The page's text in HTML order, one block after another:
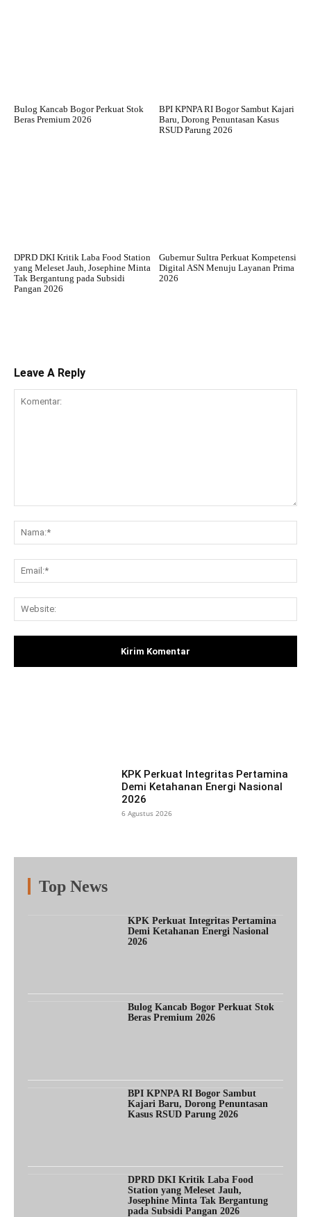
Bulog Kancab Bogor Perkuat Stok
Beras Premium 2026
BPI KPNPA RI Bogor Sambut Kajari
Baru, Dorong Penuntasan Kasus
RSUD Parung 2026
DPRD DKI Kritik Laba Food Station
yang Meleset Jauh, Josephine Minta
Tak Bergantung pada Subsidi
Pangan 2026
Gubernur Sultra Perkuat Kompetensi
Digital ASN Menuju Layanan Prima
2026
Leave A Reply
KPK Perkuat Integritas Pertamina
Demi Ketahanan Energi Nasional
2026
6 Agustus 2026
Top News
KPK Perkuat Integritas Pertamina
Demi Ketahanan Energi Nasional
2026
Bulog Kancab Bogor Perkuat Stok
Beras Premium 2026
BPI KPNPA RI Bogor Sambut
Kajari Baru, Dorong Penuntasan
Kasus RSUD Parung 2026
DPRD DKI Kritik Laba Food
Station yang Meleset Jauh,
Josephine Minta Tak Bergantung
pada Subsidi Pangan 2026